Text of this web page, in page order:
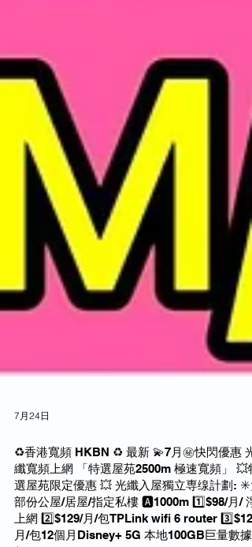
♻️香港寬頻 HKBN ♻️ 最新 💫7月㊙️快閃優惠 光
纖寬頻上網 「特選屋苑2500m 極速寬頻」 💥
選屋苑限定優惠 💥 光纖入屋獨立専缐計劃: ✳️
部份公屋/居屋/指定私樓 🅰️1000m 1️⃣$98/月/ 淨
上網 2️⃣$129/月/包TPLink wifi 6 router